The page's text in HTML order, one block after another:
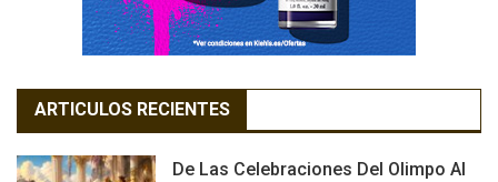
ARTICULOS RECIENTES
De Las Celebraciones Del Olimpo Al